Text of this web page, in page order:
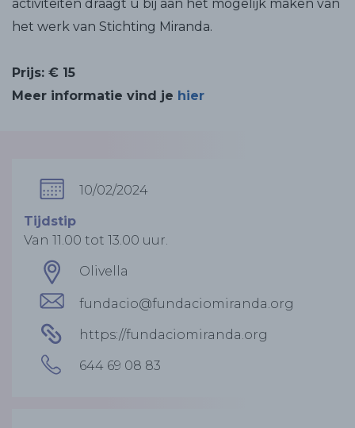
activiteiten draagt ​​u bij aan het mogelijk maken van
het werk van Stichting Miranda.
Prijs: € 15
Meer informatie vind je hier
10/02/2024
Tijdstip
Van 11.00 tot 13.00 uur.
Olivella
fundacio@fundaciomiranda.org
https://fundaciomiranda.org
644 69 08 83